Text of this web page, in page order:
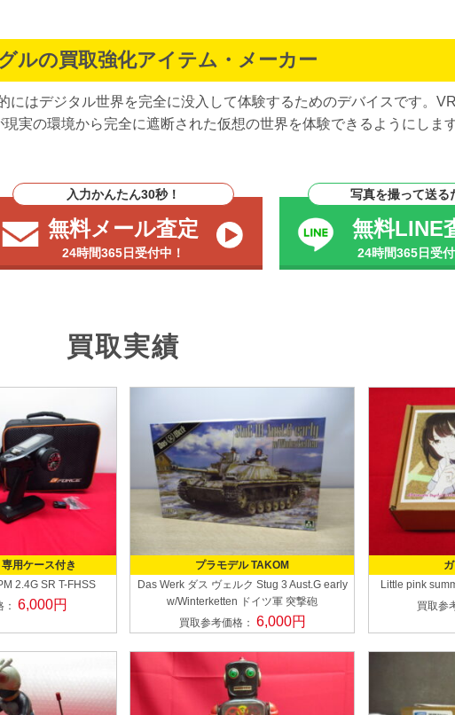
ルの買取強化アイテム・メーカー
はデジタル世界を完全に没入して体験するためのデバイスです。
実の環境から完全に遮断された仮想の世界を体験できるようにします
入力かんたん30秒！
無料メール査定
24時間365日受付中！
写真を撮って送る
無料LINE
24時間365日受付
買取実績
用ケース付き
2.4G SR T-FHSS
：6,000円
プラモデル TAKOM
Das Werk ダス ヴェルク Stug 3 Aust.G early
w/Winterketten ドイツ軍 突撃砲
買取参考価格： 6,000円
Little pink
買取参